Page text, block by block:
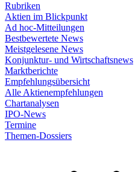
Rubriken
Aktien im Blickpunkt
Ad hoc-Mitteilungen
Bestbewertete News
Meistgelesene News
Konjunktur- und Wirtschaftsnews
Marktberichte
Empfehlungsübersicht
Alle Aktienempfehlungen
Chartanalysen
IPO-News
Termine
Themen-Dossiers